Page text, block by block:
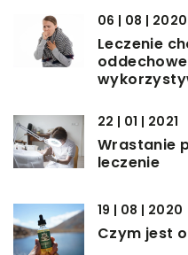
06 | 08 | 2020
Leczenie
22 | 01 | 2021
Wrastanie
leczenie
19 | 08 | 2020
Czym jest